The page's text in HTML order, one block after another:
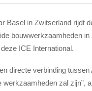
Basel in Zwitserland rijdt
bouwwerkzaamheden
ICE International.
directe verbinding
zal zijn”,